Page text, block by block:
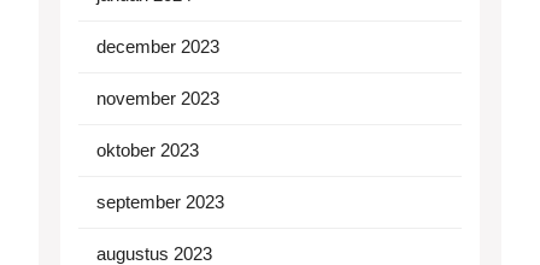
december 2023
november 2023
oktober 2023
september 2023
augustus 2023